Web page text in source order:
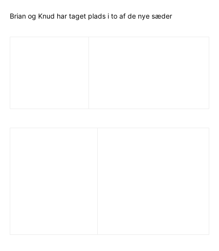
Brian og Knud har taget plads i to af de nye sæder